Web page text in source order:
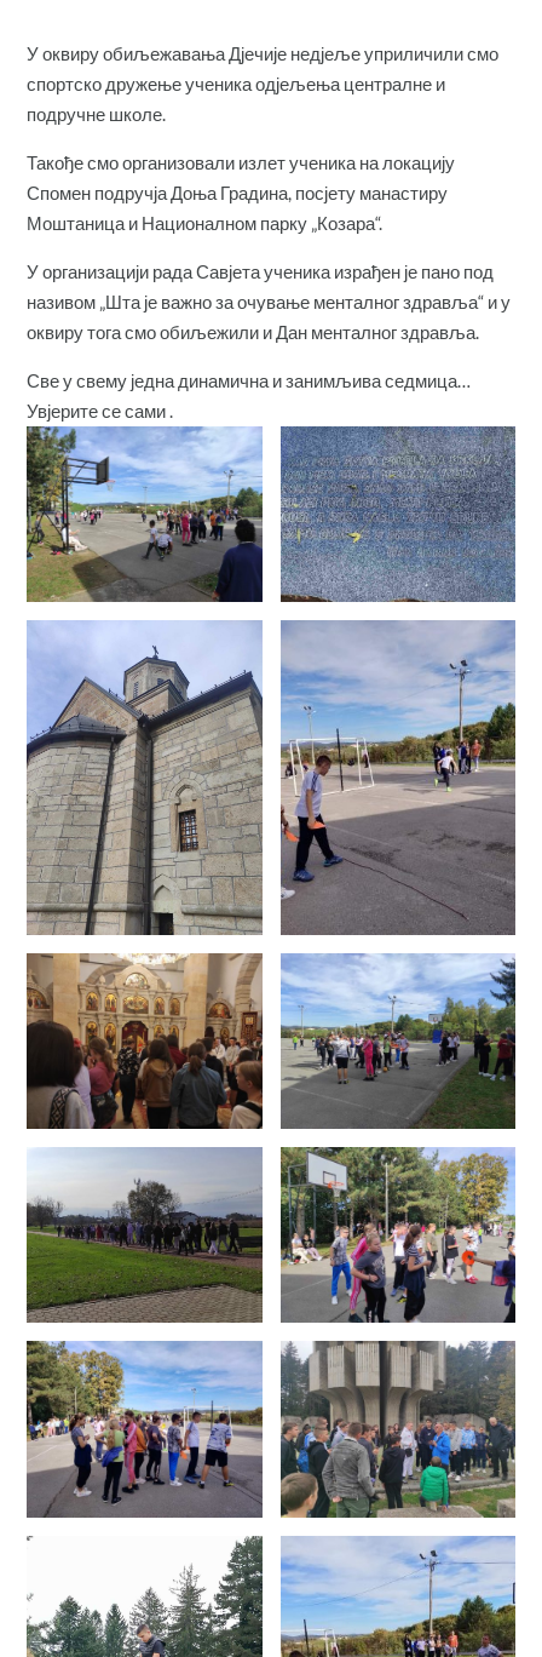
У оквиру обиљежавања Дјечије недјеље уприличили смо
спортско дружење ученика одјељења централне и
подручне школе.
Такође смо организовали излет ученика на локацију
Спомен подручја Доња Градина, посјету манастиру
Моштаница и Националном парку „Козара“.
У организацији рада Савјета ученика израђен је пано под
називом „Шта је важно за очување менталног здравља“ и у
оквиру тога смо обиљежили и Дан менталног здравља.
Све у свему једна динамична и занимљива седмица…
Увјерите се сами .